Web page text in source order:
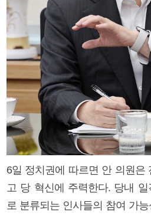
6일 정치권에 따르면 안 의원은
고 당 혁신에 주력한다. 당내
로 분류되는 인사들의 참여 가